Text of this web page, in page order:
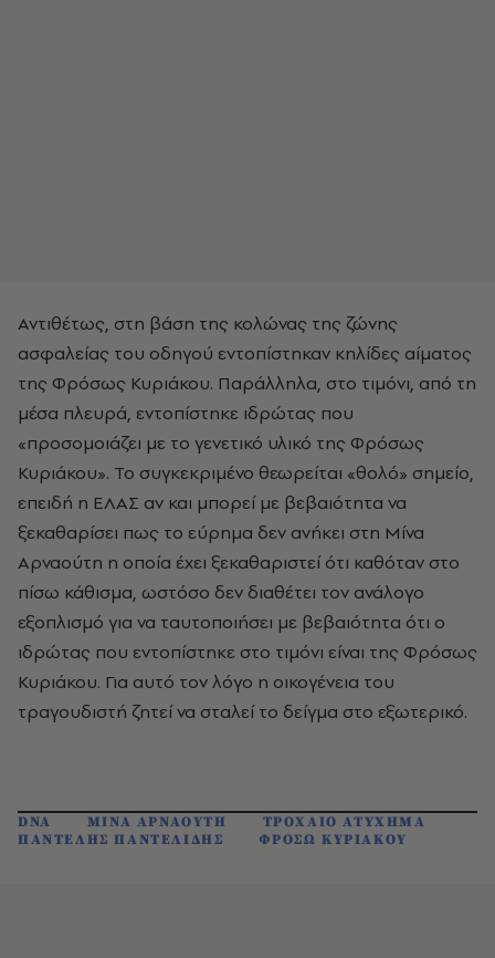
Αντιθέτως, στη βάση της κολώνας της ζώνης
ασφαλείας του οδηγού εντοπίστηκαν κηλίδες αίματος
της Φρόσως Κυριάκου. Παράλληλα, στο τιμόνι, από τη
μέσα πλευρά, εντοπίστηκε ιδρώτας που
«προσομοιάζει με το γενετικό υλικό της Φρόσως
Κυριάκου». Το συγκεκριμένο θεωρείται «θολό» σημείο,
επειδή η ΕΛΑΣ αν και μπορεί με βεβαιότητα να
ξεκαθαρίσει πως το εύρημα δεν ανήκει στη Μίνα
Αρναούτη η οποία έχει ξεκαθαριστεί ότι καθόταν στο
πίσω κάθισμα, ωστόσο δεν διαθέτει τον ανάλογο
εξοπλισμό για να ταυτοποιήσει με βεβαιότητα ότι ο
ιδρώτας που εντοπίστηκε στο τιμόνι είναι της Φρόσως
Κυριάκου. Για αυτό τον λόγο η οικογένεια του
τραγουδιστή ζητεί να σταλεί το δείγμα στο εξωτερικό.
DNA ΜΙΝΑ ΑΡΝΑΟΥΤΗ
ΤΡΟΧΑΙΟ ΑΤΥΧΗΜΑ
ΠΑΝΤΕΛΗΣ ΠΑΝΤΕΛΙΔΗΣ
ΦΡΟΣΩ ΚΥΡΙΑΚΟΥ